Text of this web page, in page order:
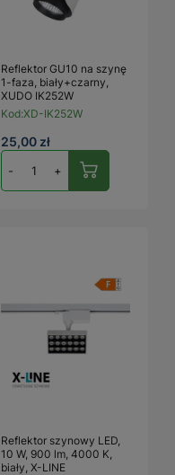
Reflektor GU10 na szynę
1-faza, biały+czarny,
XUDO IK252W
Kod:XD-IK252W
25,00 zł
- +
Reflektor szynowy LED,
10 W, 900 lm, 4000 K,
biały, X-LINE